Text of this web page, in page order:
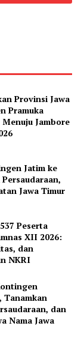
Provinsi Jawa
Pramuka
Jambore
Jatim ke
Jawa Timur
Peserta
XII 2026:
dan
NKRI
Tanamkan
dan
Nama Jawa